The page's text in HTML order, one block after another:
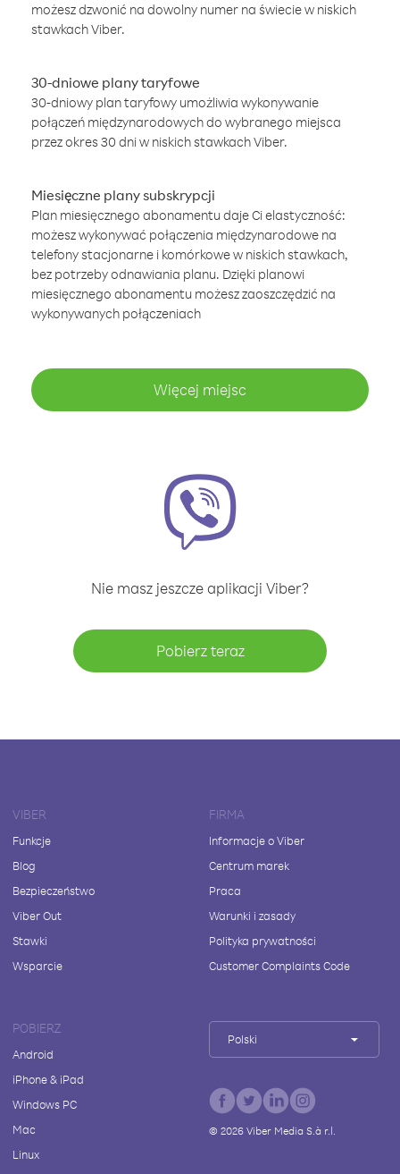
możesz dzwonić na dowolny numer na świecie w niskich
stawkach Viber.
30-dniowe plany taryfowe
30-dniowy plan taryfowy umożliwia wykonywanie
połączeń międzynarodowych do wybranego miejsca
przez okres 30 dni w niskich stawkach Viber.
Miesięczne plany subskrypcji
Plan miesięcznego abonamentu daje Ci elastyczność:
możesz wykonywać połączenia międzynarodowe na
telefony stacjonarne i komórkowe w niskich stawkach,
bez potrzeby odnawiania planu. Dzięki planowi
miesięcznego abonamentu możesz zaoszczędzić na
wykonywanych połączeniach
Więcej miejsc
Nie masz jeszcze aplikacji Viber?
Pobierz teraz
VIBER
Funkcje
Blog
Bezpieczeństwo
Viber Out
Stawki
Wsparcie
FIRMA
Informacje o Viber
Centrum marek
Praca
Warunki i zasady
Polityka prywatności
Customer Complaints Code
POBIERZ
Android
iPhone & iPad
Windows PC
Mac
Linux
Polski
© 2026Viber Media S.à r.l.